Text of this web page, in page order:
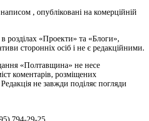
написом , опубліковані на комерційній
розділах «Проекти» та «Блоги»,
сторонніх осіб і не є редакційними.
«Полтавщина» не несе
коментарів, розміщених
не завжди поділяє погляди
794-29-25